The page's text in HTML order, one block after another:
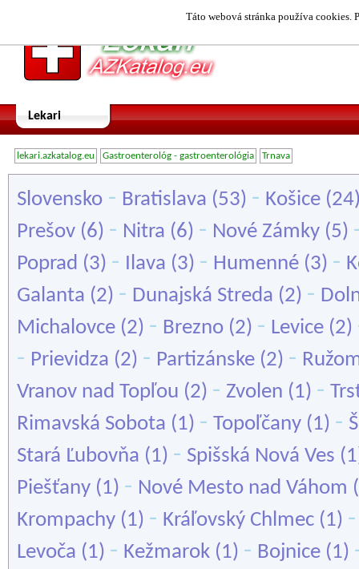
Táto webová stránka používa cookies.
Lekari
lekari.azkatalog.eu Gastroenterológ - gastroenterológia Trnava
Slovensko - Bratislava (53) - Košice
Prešov (6) - Nitra (6) - Nové Zámky (5)
Poprad (3) - Ilava (3) - Humenné (3) -
Galanta (2) - Dunajská Streda (2) -
Michalovce (2) - Brezno (2) - Levice (2)
- Prievidza (2) - Partizánske (2) -
Vranov nad Topľou (2) - Zvolen (1) -
Rimavská Sobota (1) - Topoľčany (1) -
Stará Ľubovňa (1) - Spišská Nová Ves
Piešťany (1) - Nové Mesto nad Váhom
Krompachy (1) - Kráľovský Chlmec (1)
Levoča (1) - Kežmarok (1) - Bojnice (1)